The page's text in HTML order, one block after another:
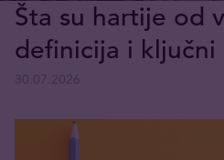
Šta su hartije od
definicija i ključni